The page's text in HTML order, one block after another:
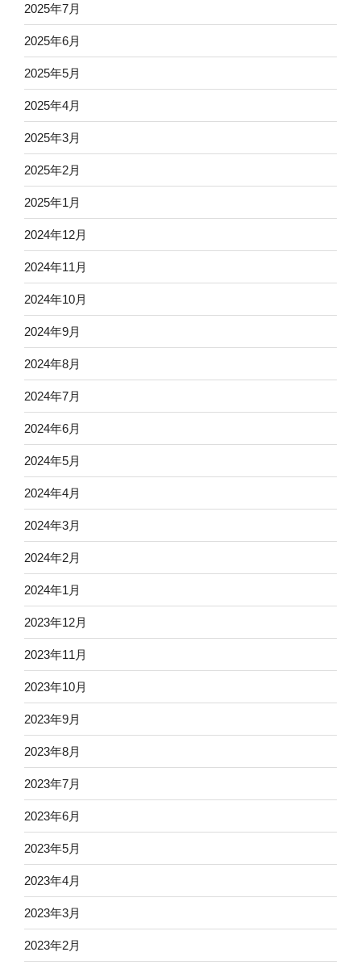
2025年7月
2025年6月
2025年5月
2025年4月
2025年3月
2025年2月
2025年1月
2024年12月
2024年11月
2024年10月
2024年9月
2024年8月
2024年7月
2024年6月
2024年5月
2024年4月
2024年3月
2024年2月
2024年1月
2023年12月
2023年11月
2023年10月
2023年9月
2023年8月
2023年7月
2023年6月
2023年5月
2023年4月
2023年3月
2023年2月